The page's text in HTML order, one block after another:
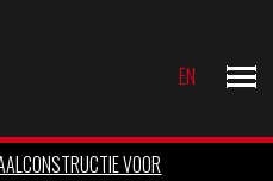
EN
VOOR